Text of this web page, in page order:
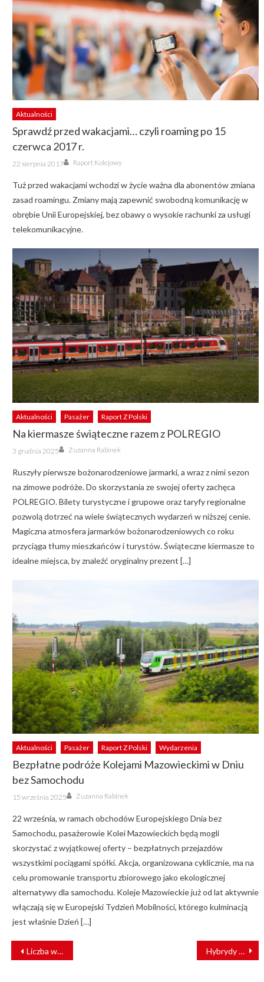
Aktualności
Sprawdź przed wakacjami… czyli roaming po 15
czerwca 2017 r.
Posted
on
22 sierpnia 2017 Author
Raport Kolejowy
Tuż przed wakacjami wchodzi w życie ważna dla abonentów zmiana
zasad roamingu. Zmiany mają zapewnić swobodną komunikację w
obrębie Unii Europejskiej, bez obawy o wysokie rachunki za usługi
telekomunikacyjne.
Aktualności Pasażer Raport Z Polski
Na kiermasze świąteczne razem z POLREGIO
Posted
on
3 grudnia 2025 Author
Zuzanna Rabinek
Ruszyły pierwsze bożonarodzeniowe jarmarki, a wraz z nimi sezon
na zimowe podróże. Do skorzystania ze swojej oferty zachęca
POLREGIO. Bilety turystyczne i grupowe oraz taryfy regionalne
pozwolą dotrzeć na wiele świątecznych wydarzeń w niższej cenie.
Magiczna atmosfera jarmarków bożonarodzeniowych co roku
przyciąga tłumy mieszkańców i turystów. Świąteczne kiermasze to
idealne miejsca, by znaleźć oryginalny prezent […]
Aktualności Pasażer Raport Z Polski Wydarzenia
Bezpłatne podróże Kolejami Mazowieckimi w Dniu
bez Samochodu
Posted
on
15 września 2025 Author
Zuzanna Rabinek
22 września, w ramach obchodów Europejskiego Dnia bez
Samochodu, pasażerowie Kolei Mazowieckich będą mogli
skorzystać z wyjątkowej oferty – bezpłatnych przejazdów
wszystkimi pociągami spółki. Akcja, organizowana cyklicznie, ma na
celu promowanie transportu zbiorowego jako ekologicznej
alternatywy dla samochodu. Koleje Mazowieckie już od lat aktywnie
włączają się w Europejski Tydzień Mobilności, którego kulminacją
jest właśnie Dzień […]
NAWIGACJA
WPISU
Liczba wypadków na przejazdach kolejowych spadła. Poziom bezpieczeństwa na kolei rośnie Hybrydy wjadą na tory Zachodniopomorskiego?